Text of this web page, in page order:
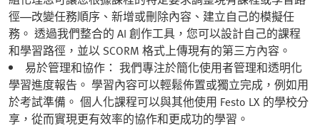
徑—改變任務順序、新增或刪除內容、建立自己的模擬任
務。 透過我們整合的 AI 創作工具，您可以設計自己的課程
和學習路徑，並以 SCORM 格式上傳現有的第三方內容。
易於管理和協作： 我們專注於簡化使用者管理和透明化
學習進度報告。 學習內容可以輕鬆佈置或獨立完成，例如用
於考試準備。 個人化課程可以與其他使用 Festo LX 的學校分
享，從而實現更有效率的協作和更成功的學習。